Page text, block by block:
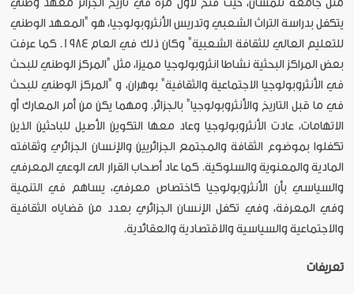
مثل جامعة تلمسان، حيث فُتح لأول مرة في تاريخ الجزائر معهد وطني
يتكفل بدراسة التراث الشعبي وتدريس الأنثروبولوجيا، هو "المعهد الوطني
للتعليم العالي للثقافة الشعبية" وكان ذلك في العام 1984. كما عرفت
بعض المراكز البحثية نشاطا انثروبولوجيا مميزا، مثل "المركز الوطني للبحث
في الأنثروبولوجيا الاجتماعية والثقافية" بوهران، و "المركز الوطني للبحث
في ما قبل التاريخ والأنثروبولوجيا" بالجزائر. ومهما يكن من أمر المعارك أو
الاتهامات، عادت الأنثروبولوجيا وعاد معها التكوين الأصيل للباحثين الذين
تكفلوا بموضوع الثقافة والمجتمع الجزائريين والإنسان الجزائري وثقافته
المادية والمعنوية والسلوكية. كما عاد أصحاب القرار الى الوعي المعرفي
والسياسي بأن الأنثروبولوجيا كاختصاص معرفي، يساهم في التنمية
وفي المعرفة، وفي تكفل الإنسان الجزائري بعدد من قضاياه الثقافية
والاجتماعية والسياسية والاقتصادية والعقائدية.
تعريفات